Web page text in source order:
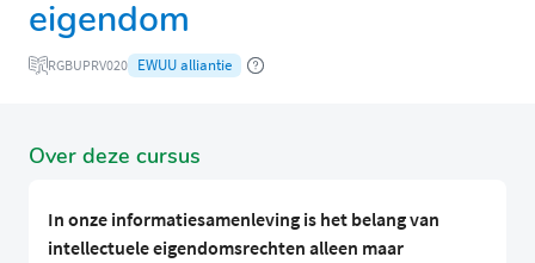
eigendom
RGBUPRV020 EWUU alliantie
Over deze cursus
In onze informatiesamenleving is het belang van
intellectuele eigendomsrechten alleen maar